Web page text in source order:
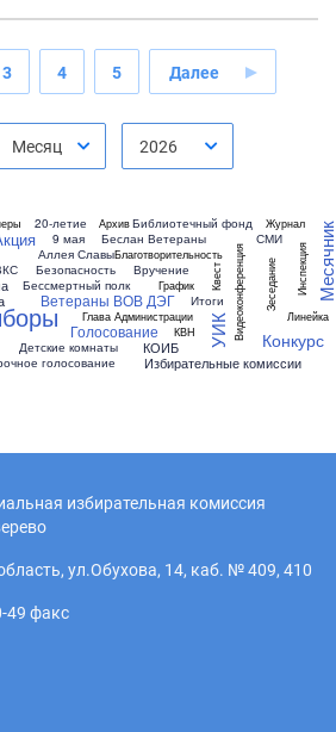
3 4 5 Далее
Месяц 2026
20-летие
9 мая
Аллея Славы
Архив
Безопасность
Беслан
Бессмертный полк
Библиотечный фонд
Благотворительность
Ветераны
Ветераны ВОВ Видеоконференция
Вручение
Глава Администрации
Голосование
График
ДЭГ
Детские комнаты
голосование
Журнал
Зеседание
Избирательные комиссии
Инспекция
Итоги
КВН
КОИБ
Квест
Конкурс
Линейка
СМИ
УИК
избирательная комиссия
ул.Обухова, 14, каб. № 409, 410
49 факс